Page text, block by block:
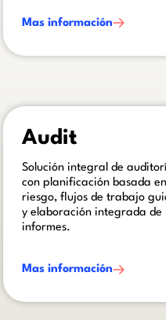
Mas información
Audit
Solución integral de
con planificación basada
riesgo, flujos de trabajo
y elaboración integrada de
informes.
Mas información
This is some text inside of a div